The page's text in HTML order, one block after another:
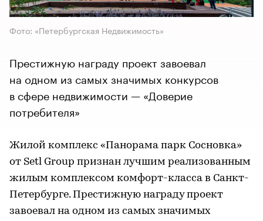
Фото: «Петербургская Недвижимость»
Престижную награду проект завоевал
на одном из самых значимых конкурсов
в сфере недвижимости — «Доверие
потребителя»
Жилой комплекс «Панорама парк Сосновка»
от Setl Group признан лучшим реализованным
жилым комплексом комфорт-класса в Санкт-
Петербурге. Престижную награду проект
завоевал на одном из самых значимых